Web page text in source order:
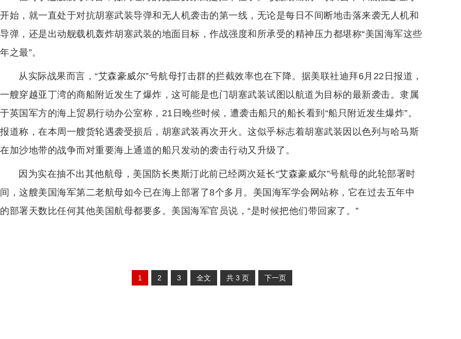
开始，就一直处于对抗胡塞武装导弹和无人机袭击的第一线，无论是每日不间断地击落来袭无人机和
导弹，还是出动舰载机轰炸胡塞武装的地面目标，作战强度和所承受的精神压力都堪称“美国海军这些
年之最”。
从实际战果而言，“艾森豪威尔”号航母打击群的拦截效率也在下降。据美联社迪拜6月22日报道，
一艘穿越亚丁湾的商船附近发生了爆炸，这可能是也门胡塞武装试图以航道为目标的最新袭击。隶属
于英国军方的海上贸易行动办公室称，21日晚些时候，遭袭击船只的船长看到“船只附近发生爆炸”。
报道称，在本周一艘货轮遇袭受损后，胡塞武装再次开火。这似乎标志着胡塞武装因以色列与哈马斯
在加沙地带的战争而对重要海上通道的船只发动的袭击行动又升级了。
因为实在抽不出其他航母，美国防长奥斯汀此前已经两次延长“艾森豪威尔”号航母的此轮部署时
间，这艘美国海军第二老航母如今已在海上部署了8个多月。美国海军学会网站称，它在过去五年中
的部署天数比任何其他美国航母都要多。美国海军官员说，“是时候把他们带回家了。”
1 2 3 全文 共 3 页 下一页